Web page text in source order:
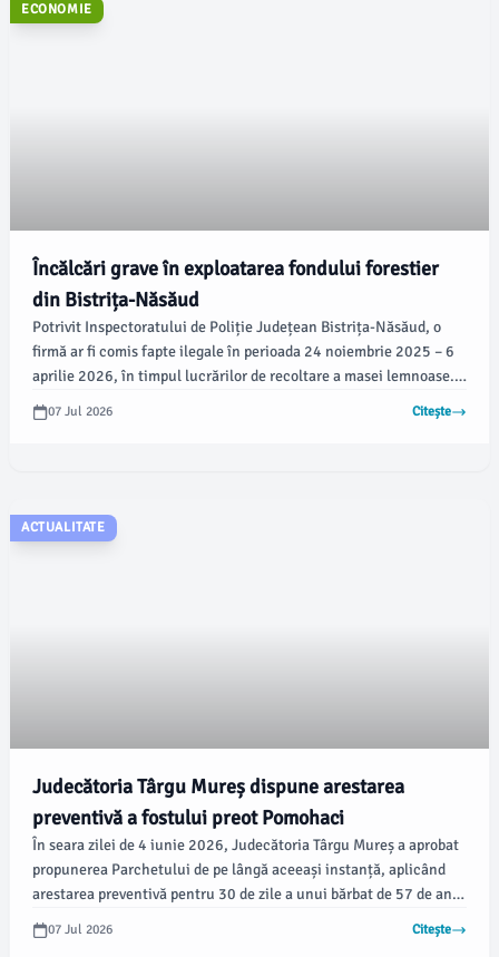
ECONOMIE
Încălcări grave în exploatarea fondului forestier
din Bistrița-Năsăud
Potrivit Inspectoratului de Poliție Județean Bistrița-Năsăud, o
firmă ar fi comis fapte ilegale în perioada 24 noiembrie 2025 – 6
aprilie 2026, în timpul lucrărilor de recoltare a masei lemnoase.
Anchetatorii susțin că, în această perioadă, compania a provocat
daune considerabile fondului forestier național.
07 Jul 2026 Citește
ACTUALITATE
Judecătoria Târgu Mureș dispune arestarea
preventivă a fostului preot Pomohaci
În seara zilei de 4 iunie 2026, Judecătoria Târgu Mureș a aprobat
propunerea Parchetului de pe lângă aceeași instanță, aplicând
arestarea preventivă pentru 30 de zile a unui bărbat de 57 de ani,
suspectat de infracțiuni grave, printre care viol asupra unui
minor și agresiune sexuală. Inspectoratul de Poliție Județean
07 Jul 2026 Citește